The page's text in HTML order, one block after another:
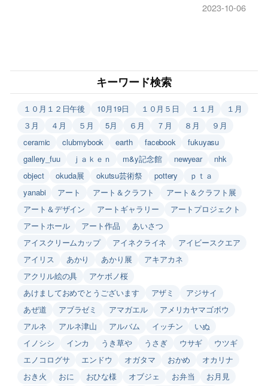
2023-10-06
キーワード検索
１０月１２日午後 10月19日 １０月５日 １１月
１月
３月
４月 ５月 5月 ６月 ７月 ８月
９月
ceramic
clubmybook earth facebook
fukuyasu
gallery_fuu
ｊａｋｅｎ m&y記念館 newyear
nhk
object
okuda展 okutsu芸術祭 pottery
ｐｔａ
yanabi
アート アート＆クラフト
アート＆クラフト展
アート＆デザイン
アートギャラリー
アートプロジェクト
アートホール
アート作品
あいさつ
アイスクリームカップ
アイネクライネ
アイビースクエア
アイリス
あかり あかり展
アキアカネ
アクリル絵の具
アケボノ桜
あけましておめでとうございます
アザミ
アジサイ
あぜ道
アブラゼミ アマガエル
アメリカヤマゴボウ
アルネ
アルネ津山 アルバム イッチン
いぬ
イノシシ
インカ うき草や うさぎ ウサギ
ウツギ
エノコログサ
エンドウ オガタマ おかめ
オカリナ
おき火
おに おひな様 オブジェ お弁当
お月見